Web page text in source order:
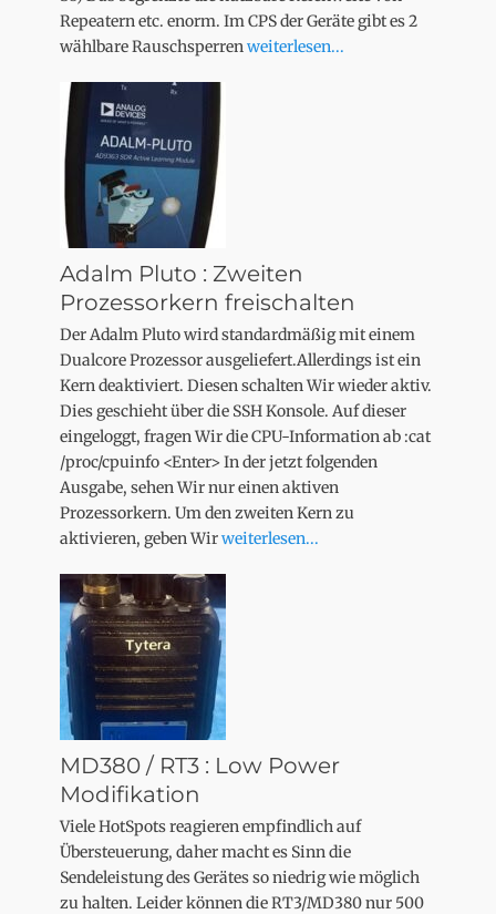
Repeatern etc. enorm. Im CPS der Geräte gibt es 2
wählbare Rauschsperren weiterlesen...
Adalm Pluto : Zweiten
Prozessorkern freischalten
Der Adalm Pluto wird standardmäßig mit einem
Dualcore Prozessor ausgeliefert.Allerdings ist ein
Kern deaktiviert. Diesen schalten Wir wieder aktiv.
Dies geschieht über die SSH Konsole. Auf dieser
eingeloggt, fragen Wir die CPU-Information ab :cat
/proc/cpuinfo <Enter> In der jetzt folgenden
Ausgabe, sehen Wir nur einen aktiven
Prozessorkern. Um den zweiten Kern zu
aktivieren, geben Wirweiterlesen...
MD380 / RT3 : Low Power
Modifikation
Viele HotSpots reagieren empfindlich auf
Übersteuerung, daher macht es Sinn die
Sendeleistung des Gerätes so niedrig wie möglich
zu halten. Leider können die RT3/MD380 nur 500